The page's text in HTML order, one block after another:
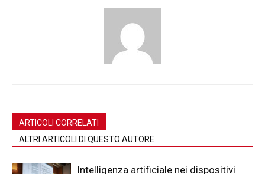
ARTICOLI CORRELATI
ALTRI ARTICOLI DI QUESTO AUTORE
Intelligenza artificiale nei dispositivi